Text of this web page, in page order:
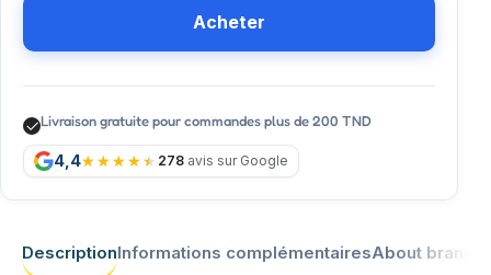
Acheter
Livraison gratuite pour commandes plus de 200 TND
4,4 278 avis sur Google
DescriptionInformations complémentairesAbout brand